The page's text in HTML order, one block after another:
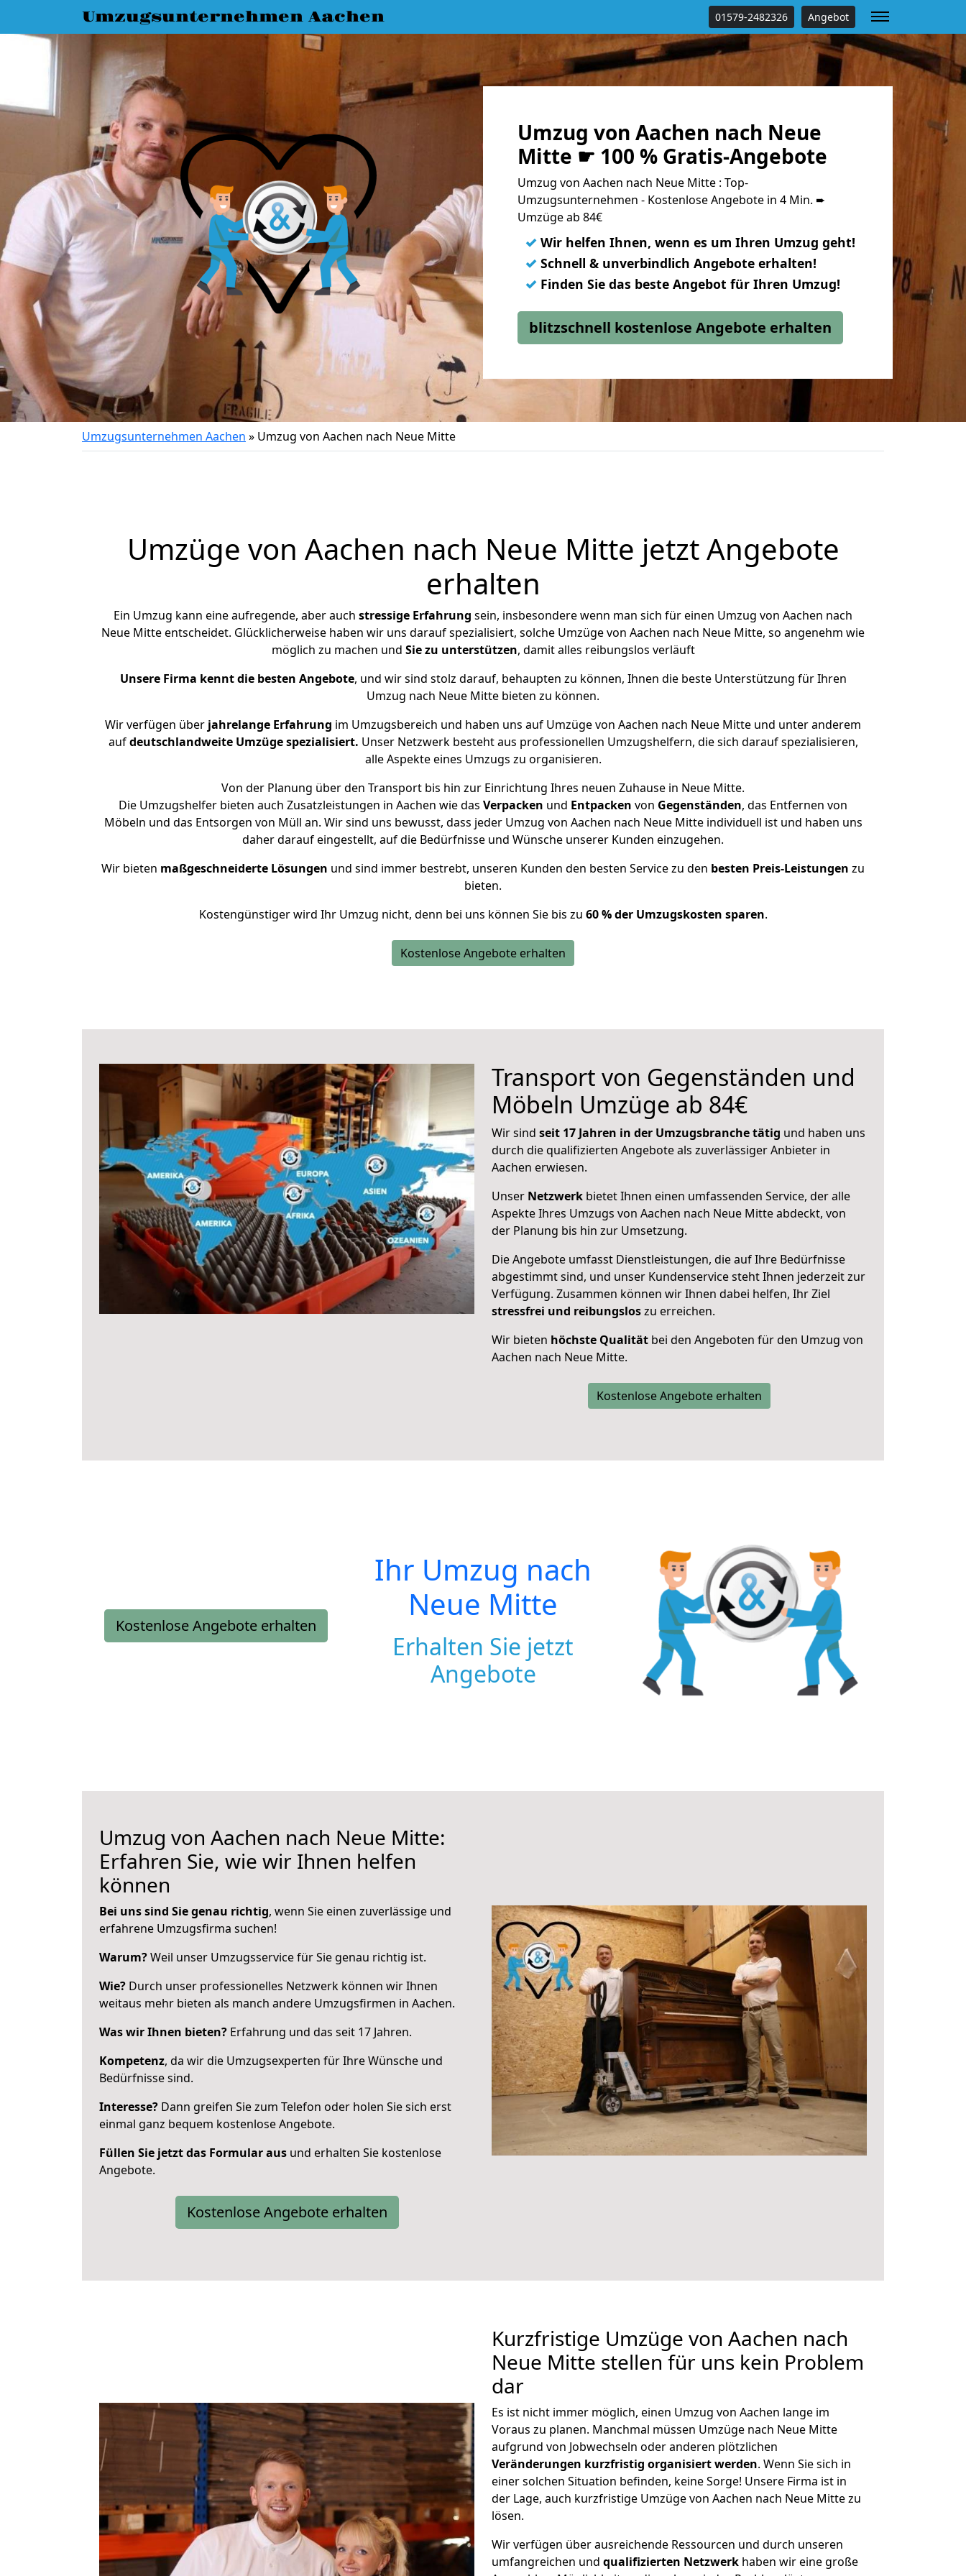
Umzugsunternehmen Aachen 01579-2482326 Angebot
Umzug von Aachen nach Neue
Mitte ☛ 100 % Gratis-Angebote
Umzug von Aachen nach Neue Mitte : Top-
Umzugsunternehmen - Kostenlose Angebote in 4 Min. ➨
Umzüge ab 84€
✓ Wir helfen Ihnen, wenn es um Ihren Umzug geht!
✓ Schnell & unverbindlich Angebote erhalten!
✓ Finden Sie das beste Angebot für Ihren Umzug!
blitzschnell kostenlose Angebote erhalten
Umzugsunternehmen Aachen » Umzug von Aachen nach Neue Mitte
Umzüge von Aachen nach Neue Mitte jetzt Angebote
erhalten
Ein Umzug kann eine aufregende, aber auch stressige Erfahrung sein, insbesondere wenn man sich für einen Umzug von Aachen nach
Neue Mitte entscheidet. Glücklicherweise haben wir uns darauf spezialisiert, solche Umzüge von Aachen nach Neue Mitte, so angenehm wie
möglich zu machen und Sie zu unterstützen, damit alles reibungslos verläuft
Unsere Firma kennt die besten Angebote, und wir sind stolz darauf, behaupten zu können, Ihnen die beste Unterstützung für Ihren
Umzug nach Neue Mitte bieten zu können.
Wir verfügen über jahrelange Erfahrung im Umzugsbereich und haben uns auf Umzüge von Aachen nach Neue Mitte und unter anderem
aufdeutschlandweite Umzüge spezialisiert. Unser Netzwerk besteht aus professionellen Umzugshelfern, die sich darauf spezialisieren,
alle Aspekte eines Umzugs zu organisieren.
Von der Planung über den Transport bis hin zur Einrichtung Ihres neuen Zuhause in Neue Mitte.
Die Umzugshelfer bieten auch Zusatzleistungen in Aachen wie das Verpacken und Entpacken von Gegenständen, das Entfernen von
Möbeln und das Entsorgen von Müll an. Wir sind uns bewusst, dass jeder Umzug von Aachen nach Neue Mitte individuell ist und haben uns
daher darauf eingestellt, auf die Bedürfnisse und Wünsche unserer Kunden einzugehen.
Wir bieten maßgeschneiderte Lösungen und sind immer bestrebt, unseren Kunden den besten Service zu den besten Preis-Leistungen zu
bieten.
Kostengünstiger wird Ihr Umzug nicht, denn bei uns können Sie bis zu 60 % der Umzugskosten sparen.
Kostenlose Angebote erhalten
Transport von Gegenständen und
Möbeln Umzüge ab 84€
Wir sind seit 17 Jahren in der Umzugsbranche tätig und haben uns
durch die qualifizierten Angebote als zuverlässiger Anbieter in
Aachen erwiesen.
Unser Netzwerk bietet Ihnen einen umfassenden Service, der alle
Aspekte Ihres Umzugs von Aachen nach Neue Mitte abdeckt, von
der Planung bis hin zur Umsetzung.
Die Angebote umfasst Dienstleistungen, die auf Ihre Bedürfnisse
abgestimmt sind, und unser Kundenservice steht Ihnen jederzeit zur
Verfügung. Zusammen können wir Ihnen dabei helfen, Ihr Ziel
stressfrei und reibungsloszu erreichen.
Wir bieten höchste Qualität bei den Angeboten für den Umzug von
Aachen nach Neue Mitte.
Kostenlose Angebote erhalten
Kostenlose Angebote erhalten
Ihr Umzug nach
Neue Mitte
Erhalten Sie jetzt
Angebote
Umzug von Aachen nach Neue Mitte:
Erfahren Sie, wie wir Ihnen helfen
können
Bei uns sind Sie genau richtig, wenn Sie einen zuverlässige und
erfahrene Umzugsfirma suchen!
Warum?Weil unser Umzugsservice für Sie genau richtig ist.
Wie? Durch unser professionelles Netzwerk können wir Ihnen
weitaus mehr bieten als manch andere Umzugsfirmen in Aachen.
Was wir Ihnen bieten? Erfahrung und das seit 17 Jahren.
Kompetenz, da wir die Umzugsexperten für Ihre Wünsche und
Bedürfnisse sind.
Interesse? Dann greifen Sie zum Telefon oder holen Sie sich erst
einmal ganz bequem kostenlose Angebote.
Füllen Sie jetzt das Formular aus und erhalten Sie kostenlose
Angebote.
Kostenlose Angebote erhalten
Kurzfristige Umzüge von Aachen nach
Neue Mitte stellen für uns kein Problem
dar
Es ist nicht immer möglich, einen Umzug von Aachen lange im
Voraus zu planen. Manchmal müssen Umzüge nach Neue Mitte
aufgrund von Jobwechseln oder anderen plötzlichen
Veränderungen kurzfristig organisiert werden. Wenn Sie sich in
einer solchen Situation befinden, keine Sorge! Unsere Firma ist in
der Lage, auch kurzfristige Umzüge von Aachen nach Neue Mitte zu
lösen.
Wir verfügen über ausreichende Ressourcen und durch unseren
umfangreichen und qualifizierten Netzwerk haben wir eine große